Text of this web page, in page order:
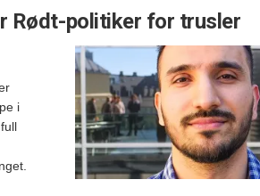
Rødt-politiker for trusler
i